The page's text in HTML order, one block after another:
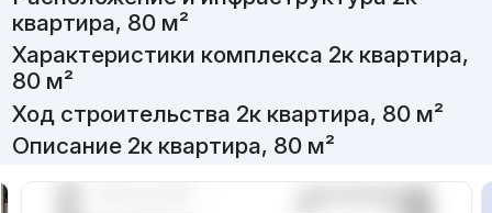
квартира, 80 м²
Характеристики комплекса 2к квартира,
80 м²
Ход строительства 2к квартира, 80 м²
Описание 2к квартира, 80 м²